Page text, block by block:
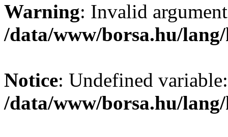
Warning: Invalid
/data/www/borsa.hu/
Notice: Undefined
/data/www/borsa.hu/